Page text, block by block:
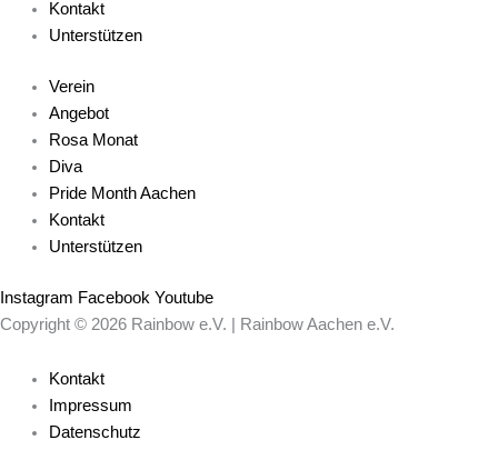
Kontakt
Unterstützen
Verein
Angebot
Rosa Monat
Diva
Pride Month Aachen
Kontakt
Unterstützen
Instagram Facebook Youtube
Copyright © 2026 Rainbow e.V. | Rainbow Aachen e.V.
Kontakt
Impressum
Datenschutz